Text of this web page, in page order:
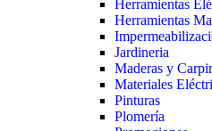
Herramientas
Herramientas
Jardineria
Maderas y
Materiales
Pinturas
Plomería